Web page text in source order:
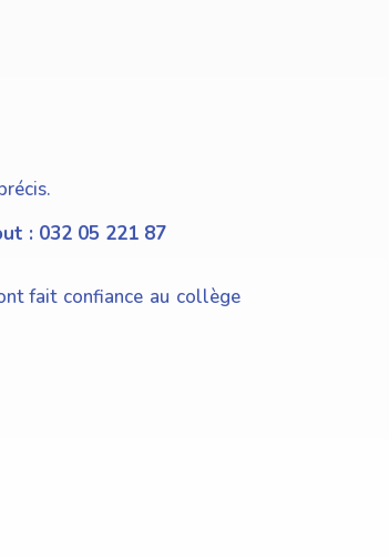
: 032 05 221 87
fait confiance au collège